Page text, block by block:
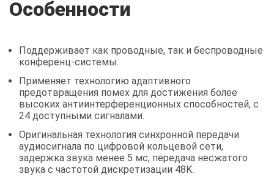
Особенности
Поддерживает как проводные, так и беспроводные
конференц-системы.
Применяет технологию адаптивного
предотвращения помех для достижения более
высоких антиинтерференционных способностей, с
24 доступными сигналами.
Оригинальная технология синхронной передачи
аудиосигнала по цифровой кольцевой сети,
задержка звука менее 5 мс, передача несжатого
звука с частотой дискретизации 48K.